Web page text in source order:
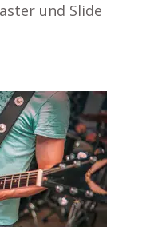
und Slide